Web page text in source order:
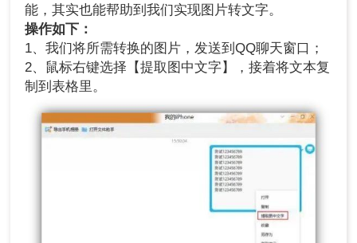
能，其实也能帮助到我们实现图片转文字。
操作如下：
1、我们将所需转换的图片，发送到QQ聊天窗口；
2、鼠标右键选择【提取图中文字】，接着将文本复
制到表格里。